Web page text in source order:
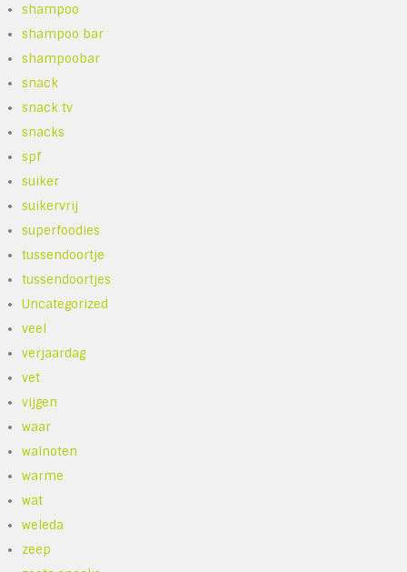
shampoo
shampoo bar
shampoobar
snack
snack tv
snacks
spf
suiker
suikervrij
superfoodies
tussendoortje
tussendoortjes
Uncategorized
veel
verjaardag
vet
vijgen
waar
walnoten
warme
wat
weleda
zeep